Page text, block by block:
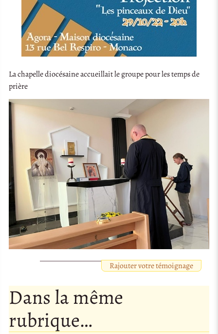
La chapelle diocésaine accueillait le groupe pour les temps de
prière
Rajouter votre témoignage
Dans la même
rubrique…